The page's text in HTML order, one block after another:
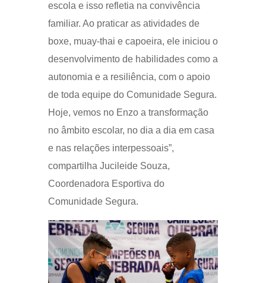
escola e isso refletia na convivência
familiar. Ao praticar as atividades de
boxe, muay-thai e capoeira, ele iniciou o
desenvolvimento de habilidades como a
autonomia e a resiliência, com o apoio
de toda equipe do Comunidade Segura.
Hoje, vemos no Enzo a transformação
no âmbito escolar, no dia a dia em casa
e nas relações interpessoais”,
compartilha Jucileide Souza,
Coordenadora Esportiva do
Comunidade Segura.